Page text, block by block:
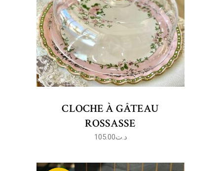
CLOCHE À GÂTEAU
ROSSASSE
د.ت105.00